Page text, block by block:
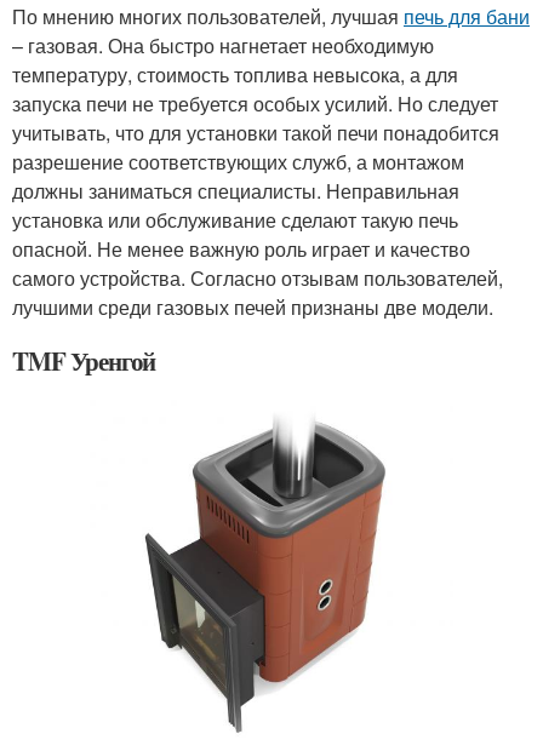
По мнению многих пользователей, лучшая печь для бани
– газовая. Она быстро нагнетает необходимую
температуру, стоимость топлива невысока, а для
запуска печи не требуется особых усилий. Но следует
учитывать, что для установки такой печи понадобится
разрешение соответствующих служб, а монтажом
должны заниматься специалисты. Неправильная
установка или обслуживание сделают такую печь
опасной. Не менее важную роль играет и качество
самого устройства. Согласно отзывам пользователей,
лучшими среди газовых печей признаны две модели.
TMF Уренгой